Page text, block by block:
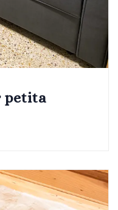
petita